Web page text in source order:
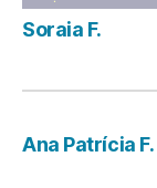
Soraia F.
Ana Patrícia F.